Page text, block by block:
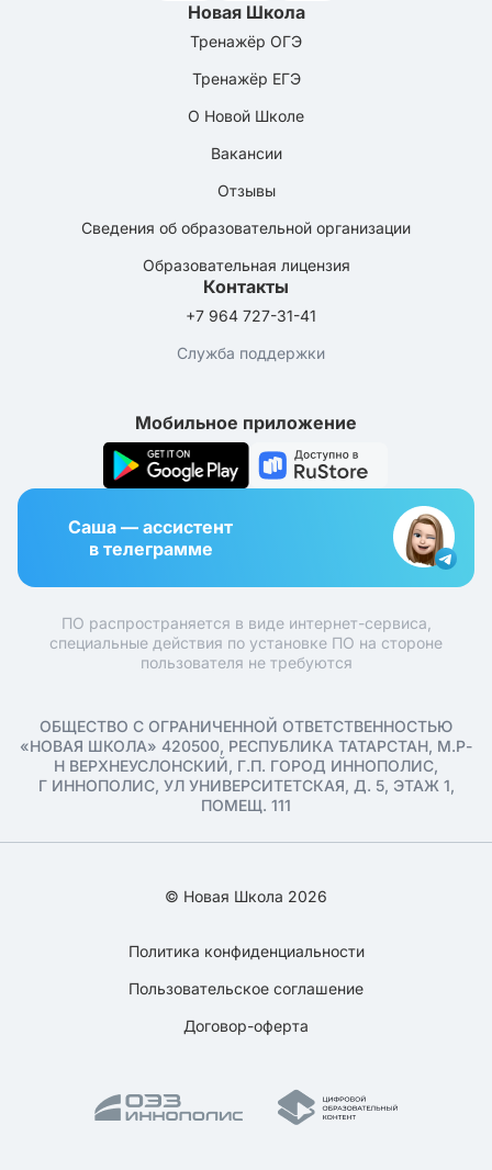
Новая Школа
Тренажёр ОГЭ
Тренажёр ЕГЭ
О Новой Школе
Вакансии
Отзывы
Сведения об образовательной организации
Образовательная лицензия
Контакты
+7 964 727-31-41
Служба поддержки
Мобильное приложение
Саша — ассистент
в телеграмме
ПО распространяется в виде интернет-сервиса,
специальные действия по установке ПО на стороне
пользователя не требуются
ОБЩЕСТВО С ОГРАНИЧЕННОЙ ОТВЕТСТВЕННОСТЬЮ
«НОВАЯ ШКОЛА» 420500, РЕСПУБЛИКА ТАТАРСТАН, М.Р-
Н ВЕРХНЕУСЛОНСКИЙ, Г.П. ГОРОД ИННОПОЛИС,
Г ИННОПОЛИС, УЛ УНИВЕРСИТЕТСКАЯ, Д. 5, ЭТАЖ 1,
ПОМЕЩ. 111
© Новая Школа 2026
Политика конфиденциальности
Пользовательское соглашение
Договор-оферта